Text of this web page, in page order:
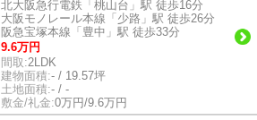
北大阪急行電鉄「桃山台」駅 徒歩16分
大阪モノレール本線「少路」駅 徒歩26分
阪急宝塚本線「豊中」駅 徒歩33分
9.6万円
間取:2LDK
建物面積:- / 19.57坪
土地面積:- / -
敷金/礼金:0万円/9.6万円